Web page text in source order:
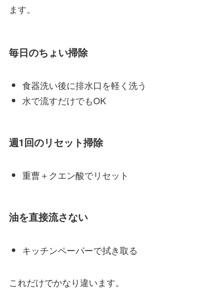
ます。
毎日のちょい掃除
食器洗い後に排水口を軽く洗う
水で流すだけでもOK
週1回のリセット掃除
重曹＋クエン酸でリセット
油を直接流さない
キッチンペーパーで拭き取る
これだけでかなり違います。